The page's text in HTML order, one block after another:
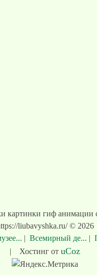
картинки гиф анимации
liubavyshka.ru/ © 2026
| Всемирный де... |
|
Хостинг от uCoz